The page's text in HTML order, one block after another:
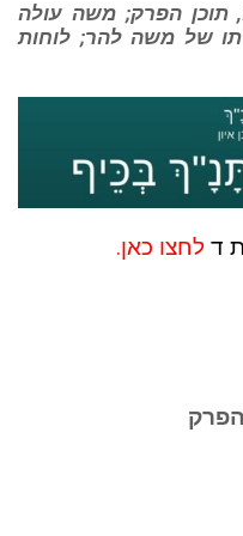
תוכן הפרק; משה עולה
של משה להר; לוחות
ד לחצו כאן.